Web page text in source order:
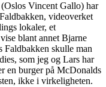
Vincent Gallo) har
videoverket
lokaler, et
blant annet Bjarne
Faldbakken skulle man
som jeg og Lars har
en burger på McDonalds
ikke i virkeligheten.